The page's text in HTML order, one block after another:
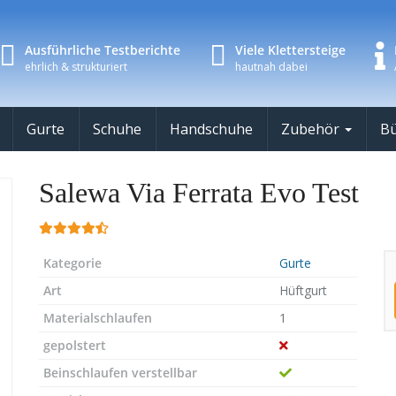
Ausführliche Testberichte
ehrlich & strukturiert
Viele Klettersteige
hautnah dabei
Gurte Schuhe Handschuhe Zubehör
Salewa Via Ferrata Evo Test
Kategorie
Gurte
Art
Hüftgurt
Materialschlaufen
1
gepolstert
Beinschlaufen verstellbar